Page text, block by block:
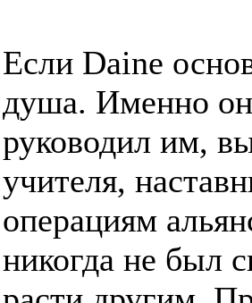
Если Daine
душа. Именно он
руководил им,
учителя,
операциям
никогда не был